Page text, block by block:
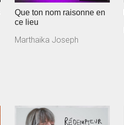
Que ton nom raisonne en
ce lieu
Marthaika Joseph